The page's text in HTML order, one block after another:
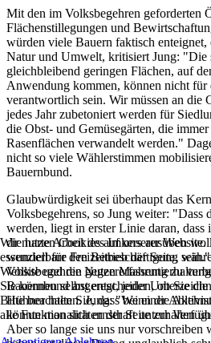
Mit den im Volksbegehren geforderten
Flächenstillegungen und
würden viele Bauern faktisch
Natur und Umwelt, kritisiert Jung: "Die
gleichbleibend geringen Flächen, auf
Anwendung kommen, können nicht für
verantwortlich sein. Wir müssen an die
jedes Jahr zubetoniert werden für
die Obst- und Gemüsegärten, die
Rasenflächen verwandelt werden."
nicht so viele Wählerstimmen
Bauernbund.
Glaubwürdigkeit sei überhaupt das
Volksbegehrens, so Jung weiter: "Dass
werden, liegt in erster Linie daran, dass
die harte Arbeit des Imkers ausüben
wunderbare Freizeitbeschäftigung
Volksbegehren gegen
Bauernbund angeregt, jeder
Hühner halten. Jung: "Wenn die
könnte man sich ernsthaft unterhalten
Aber so lange sie uns nur vorschreiben
Wir nutzen Cookies auf unserer
essenziell für den Betrieb der Seite,
Website und die Nutzererfahrung zu
Sie können selbst entscheiden, ob Sie
Bitte beachten Sie, dass bei einer
alle Funktionalitäten der Seite zur